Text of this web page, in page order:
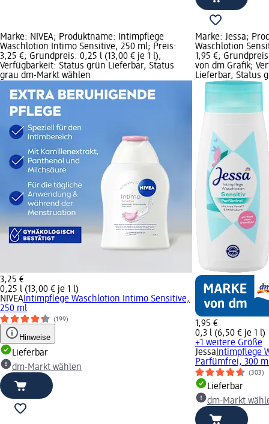
Marke: NIVEA; Produktname: Intimpflege
Waschlotion Intimo Sensitive, 250 ml; Preis:
3,25 €; Grundpreis: 0,25 l (13,00 € je 1 l);
Verfügbarkeit: Status grün Lieferbar, Status
grau dm-Markt wählen
3,25 €
0,25 l (13,00 € je 1 l)
NIVEA Intimpflege Waschlotion Intimo Sensitive,
250 ml
(199)
Hinweise
Lieferbar
dm-Markt wählen
Marke: Jessa;
Waschlotion
1,95 €;
von dm Grafik;
Lieferbar, Status
1,95 €
0,3 l (6,50 € je 1 l)
+1 weitere Größe
Jessa Intimpflege
Parfümfrei, 300
(303)
Lieferbar
dm-Markt